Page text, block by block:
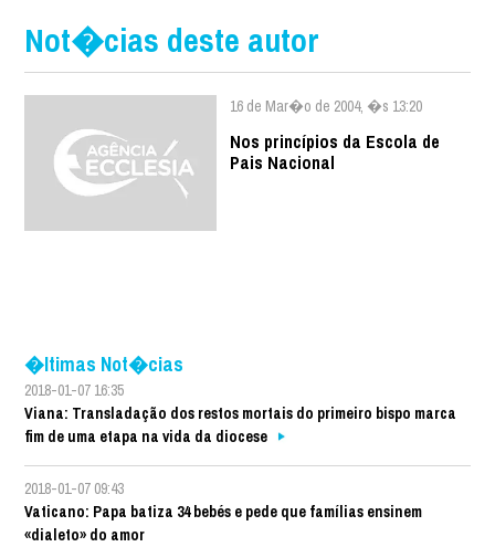
Not�cias deste autor
16 de Mar�o de 2004, �s 13:20
Nos princípios da Escola de
Pais Nacional
�ltimas Not�cias
2018-01-07 16:35
Viana: Transladação dos restos mortais do primeiro bispo marca
fim de uma etapa na vida da diocese
2018-01-07 09:43
Vaticano: Papa batiza 34 bebés e pede que famílias ensinem
«dialeto» do amor